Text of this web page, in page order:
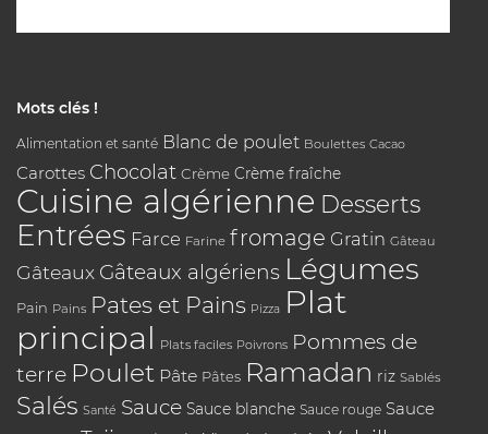
Mots clés !
Alimentation et santé Blanc de poulet Boulettes Cacao
Carottes Chocolat Crème Crème fraîche
Cuisine algérienne Desserts
Entrées Farce Farine fromage Gratin Gâteau
Gâteaux Gâteaux algériens Légumes
Pain Pains Pates et Pains Pizza Plat
principal Plats faciles Poivrons Pommes de
terre Poulet Pâte Pâtes Ramadan riz Sablés
Salés Santé Sauce Sauce blanche Sauce rouge Sauce